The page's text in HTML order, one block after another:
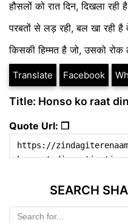
हौसलों को रात दिन, दिखला रही
परबतों से लड़ रही, बल खा रही है
किसकी हिम्मत है जो, उसको रोक
Translate Facebook
Title: Honso ko raat
Quote Url: ❐
SEARCH